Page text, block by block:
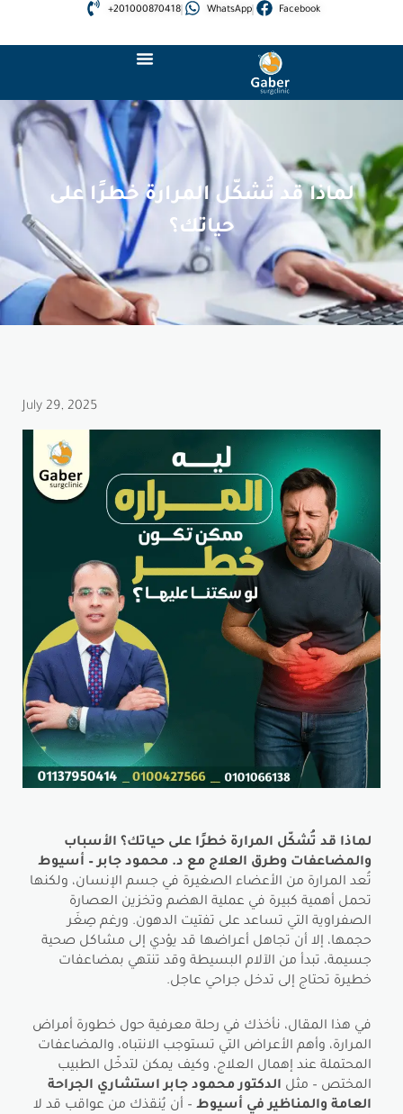
+201000870418 WhatsApp Facebook
لماذا قد تُشكّل المرارة خطرًا على
حياتك؟
July 29, 2025
لماذا قد تُشكّل المرارة خطرًا على حياتك؟ الأسباب
والمضاعفات وطرق العلاج مع د. محمود جابر – أسيوط
تُعد المرارة من الأعضاء الصغيرة في جسم الإنسان، ولكنها
تحمل أهمية كبيرة في عملية الهضم وتخزين العصارة
الصفراوية التي تساعد على تفتيت الدهون. ورغم صِغَر
حجمها، إلا أن تجاهل أعراضها قد يؤدي إلى مشاكل صحية
جسيمة، تبدأ من الآلام البسيطة وقد تنتهي بمضاعفات
خطيرة تحتاج إلى تدخل جراحي عاجل.
في هذا المقال، نأخذك في رحلة معرفية حول خطورة أمراض
المرارة، وأهم الأعراض التي تستوجب الانتباه، والمضاعفات
المحتملة عند إهمال العلاج، وكيف يمكن لتدخّل الطبيب
المختص – مثل الدكتور محمود جابر استشاري الجراحة
العامة والمناظير في أسيوط – أن يُنقذك من عواقب قد لا